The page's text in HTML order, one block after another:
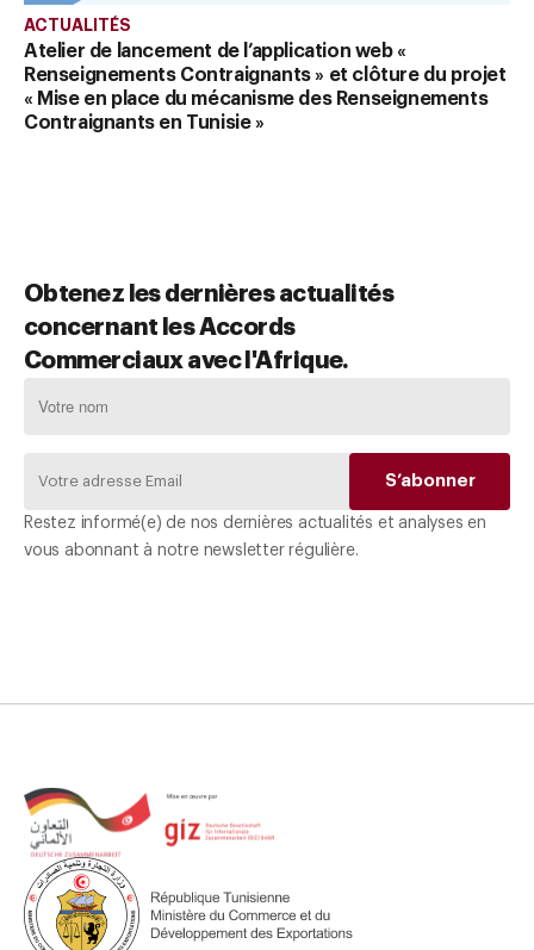
ACTUALITÉS
Atelier de lancement de l’application web «
Renseignements Contraignants » et clôture du projet
« Mise en place du mécanisme des Renseignements
Contraignants en Tunisie »
Obtenez les dernières actualités
concernant les Accords
Commerciaux avec l'Afrique.
Restez informé(e) de nos dernières actualités et analyses en
vous abonnant à notre newsletter régulière.